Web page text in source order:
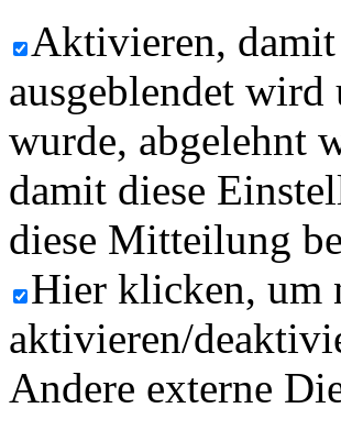
Aktivieren,
ausgeblendet
wurde, abgelehnt
damit diese
diese Mitteilung
Hier klicken, um
aktivieren/
Andere externe